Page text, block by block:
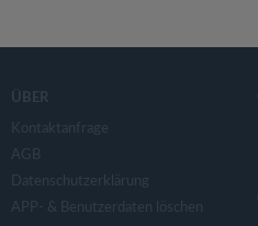
ÜBER
Kontaktanfrage
AGB
Datenschutzerklärung
APP- & Benutzerdaten löschen
v
i